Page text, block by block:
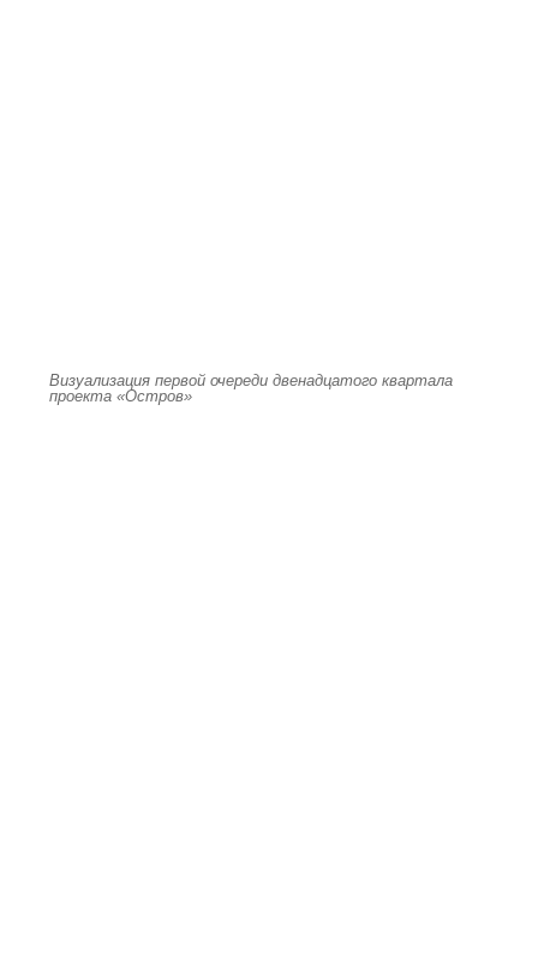
Визуализация первой очереди двенадцатого квартала
проекта «Остров»